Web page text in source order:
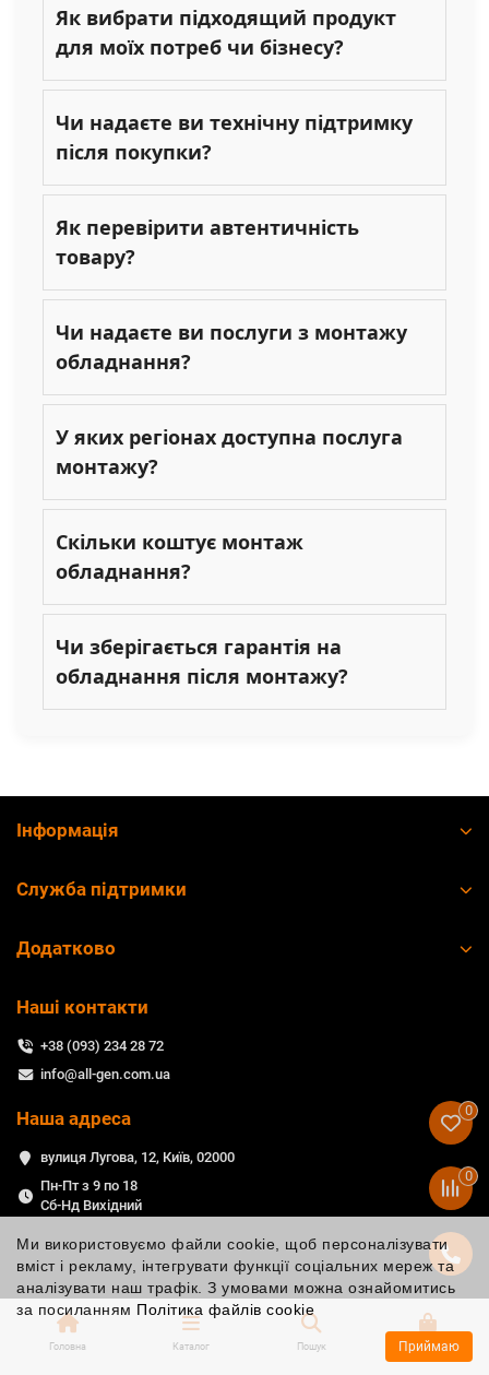
Як вибрати підходящий продукт
для моїх потреб чи бізнесу?
Чи надаєте ви технічну підтримку
після покупки?
Як перевірити автентичність
товару?
Чи надаєте ви послуги з монтажу
обладнання?
У яких регіонах доступна послуга
монтажу?
Скільки коштує монтаж
обладнання?
Чи зберігається гарантія на
обладнання після монтажу?
Ми використовуємо файли cookie, щоб персоналізувати
вміст і рекламу, інтегрувати функції соціальних мереж та
аналізувати наш трафік. З умовами можна ознайомитись
за посиланням Політика файлів cookie
Приймаю
Інформація
Служба підтримки
Додатково
Наші контакти
+38 (093) 234 28 72
info@all-gen.com.ua
Наша адреса
вулиця Лугова, 12, Київ, 02000
Пн-Пт з 9 по 18
Сб-Нд Вихідний
0
0
Головна Каталог Пошук Кошик